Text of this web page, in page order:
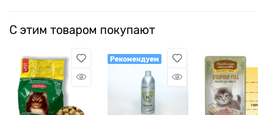
С этим товаром покупают
Рекомендуем